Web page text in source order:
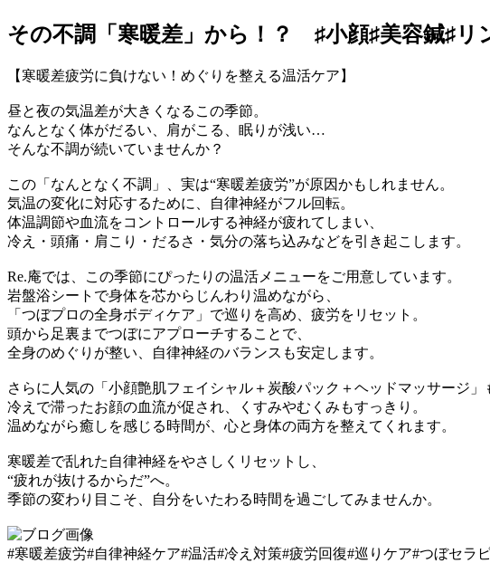
その不調「寒暖差」から！？ ♯小顔♯美容鍼♯
【寒暖差疲労に負けない！めぐりを整える温活ケア】
昼と夜の気温差が大きくなるこの季節。
なんとなく体がだるい、肩がこる、眠りが浅い…
そんな不調が続いていませんか？
この「なんとなく不調」、実は“寒暖差疲労”が原因かもしれません。
気温の変化に対応するために、自律神経がフル回転。
体温調節や血流をコントロールする神経が疲れてしまい、
冷え・頭痛・肩こり・だるさ・気分の落ち込みなどを引き起こします。
Re.庵では、この季節にぴったりの温活メニューをご用意しています。
岩盤浴シートで身体を芯からじんわり温めながら、
「つぼプロの全身ボディケア」で巡りを高め、疲労をリセット。
頭から足裏までつぼにアプローチすることで、
全身のめぐりが整い、自律神経のバランスも安定します。
さらに人気の「小顔艶肌フェイシャル＋炭酸パック＋ヘッドマッサージ」
冷えで滞ったお顔の血流が促され、くすみやむくみもすっきり。
温めながら癒しを感じる時間が、心と身体の両方を整えてくれます。
寒暖差で乱れた自律神経をやさしくリセットし、
“疲れが抜けるからだ”へ。
季節の変わり目こそ、自分をいたわる時間を過ごしてみませんか。
#寒暖差疲労#自律神経ケア#温活#冷え対策#疲労回復#巡りケア#つぼセ